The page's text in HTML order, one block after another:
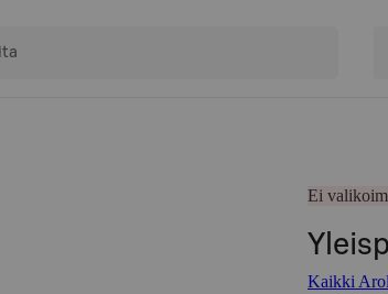
Ei
Kaikki